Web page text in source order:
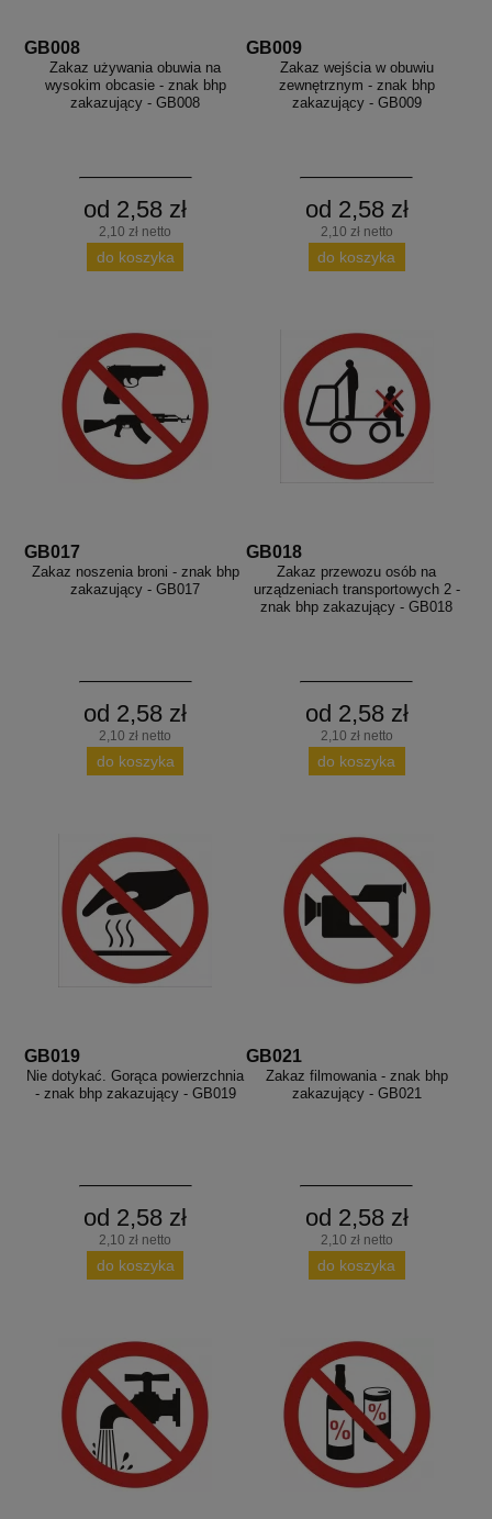
GB008
Zakaz używania obuwia na
wysokim obcasie - znak bhp
zakazujący - GB008
od 2,58 zł
2,10 zł netto
do koszyka
GB009
Zakaz wejścia w obuwiu
zewnętrznym - znak bhp
zakazujący - GB009
od 2,58 zł
2,10 zł netto
do koszyka
GB017
Zakaz noszenia broni - znak bhp
zakazujący - GB017
od 2,58 zł
2,10 zł netto
do koszyka
GB018
Zakaz przewozu osób na
urządzeniach transportowych 2 -
znak bhp zakazujący - GB018
od 2,58 zł
2,10 zł netto
do koszyka
GB019
Nie dotykać. Gorąca powierzchnia
- znak bhp zakazujący - GB019
od 2,58 zł
2,10 zł netto
do koszyka
GB021
Zakaz filmowania - znak bhp
zakazujący - GB021
od 2,58 zł
2,10 zł netto
do koszyka